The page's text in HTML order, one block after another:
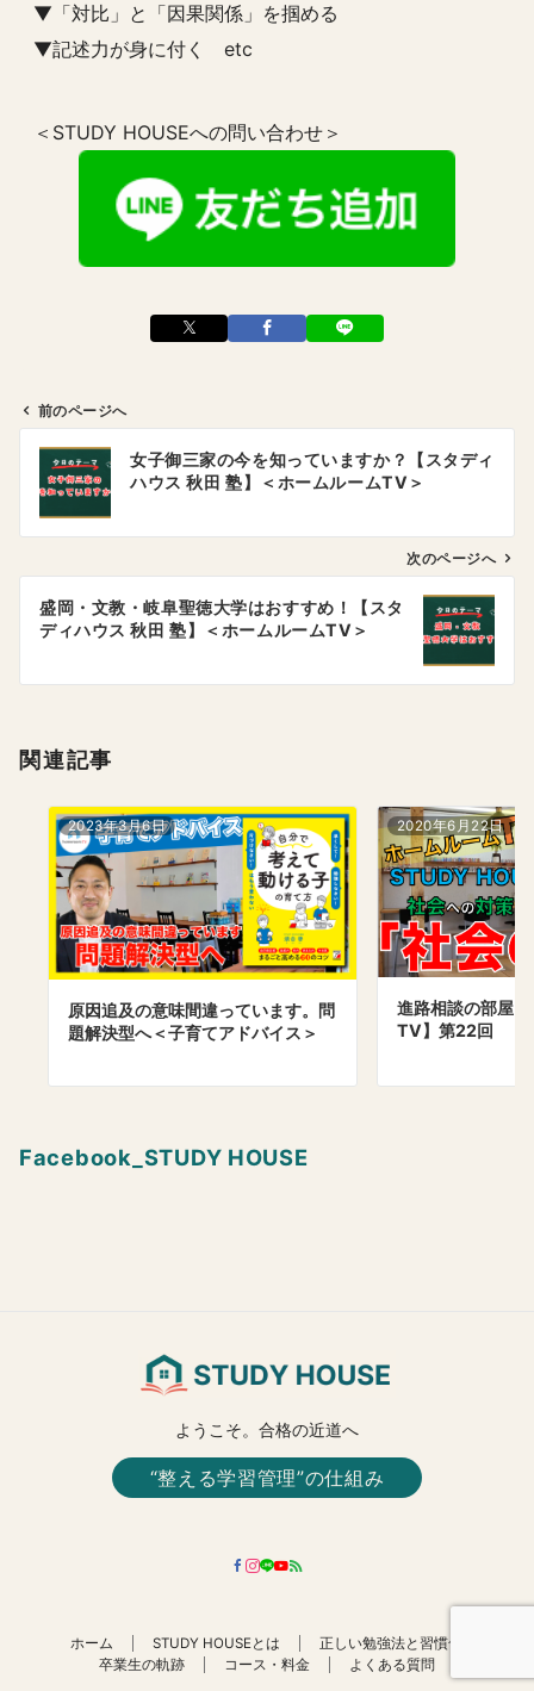
▼「対比」と「因果関係」を掴める
▼記述力が身に付く etc
＜STUDY HOUSEへの問い合わせ＞
ビ
ン
前のページへ
女子御三家の今を知っていますか？【スタディ
ハウス 秋田 塾】＜ホームルームTV＞
次のページへ
盛岡・文教・岐阜聖徳大学はおすすめ！【スタ
ディハウス 秋田 塾】＜ホームルームTV＞
関連記事
2023年3月6日
原因追及の意味間違っています。問
題解決型へ＜子育てアドバイス＞
2020年6月22日
進路相談の部屋
TV】第22回
Facebook_STUDY HOUSE
ようこそ。合格の近道へ
“整える学習管理”の仕組み
ホーム STUDY HOUSEとは
正しい勉強法と習慣化
卒業生の軌跡
コース・料金 よくある質問